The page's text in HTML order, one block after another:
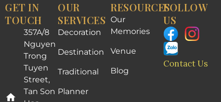
GET IN
TOUCH
357A/8
Nguyen
Trong
Tuyen
Street,
Tan Son
OUR
SERVICES
Decoration
Destination
Traditional
Planner
RESOURCES
Our
Memories
Venue
Blog
FOLLOW
US
Contact Us